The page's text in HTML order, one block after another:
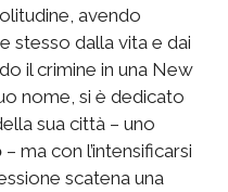
avendo
stesso dalla vita e dai
il crimine in una New
nome, si è dedicato
sua città – uno
– ma con l’intensificarsi
scatena una